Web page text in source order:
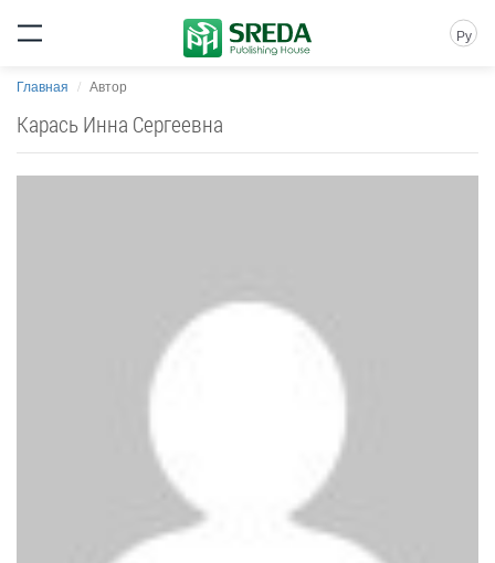
Ру
Главная Автор
Карась Инна Сергеевна